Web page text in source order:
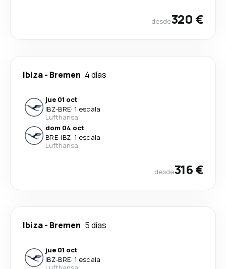
desde320 €
Ibiza- Bremen 4 días
jue 01 oct
IBZ-BRE· 1 escala
Lufthansa
dom 04 oct
BRE-IBZ· 1 escala
Lufthansa
desde316 €
Ibiza- Bremen 5 días
jue 01 oct
IBZ-BRE· 1 escala